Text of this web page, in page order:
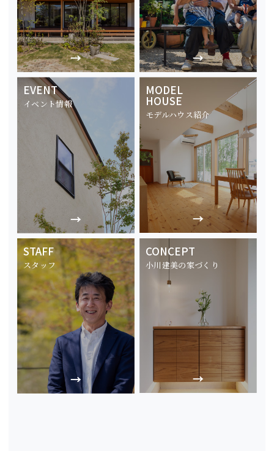
EVENT
イベント情報
MODEL
HOUSE
モデルハウス紹介
STAFF
スタッフ
CONCEPT
小川建美の家づくり